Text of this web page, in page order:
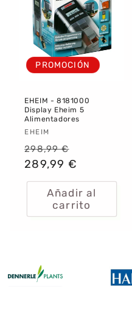
PROMOCIÓN
EHEIM - 8181000
Display Eheim 5
Alimentadores
Proveedor:
EHEIM
Precio
habitual
298,99 €
de
oferta
289,99 €
Añadir al
carrito